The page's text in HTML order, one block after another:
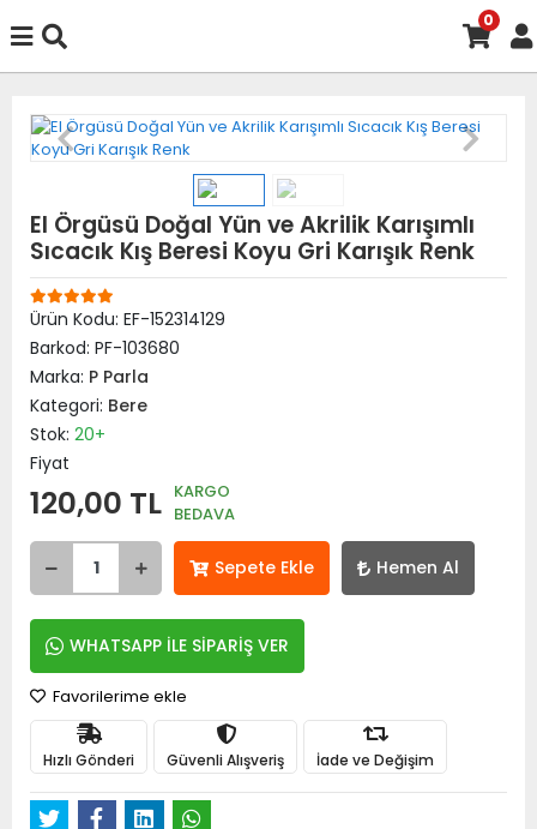
0
El Örgüsü Doğal Yün ve Akrilik Karışımlı
Sıcacık Kış Beresi Koyu Gri Karışık Renk
Ürün Kodu: EF-152314129
Barkod: PF-103680
Marka: P Parla
Kategori: Bere
Stok: 20+
Fiyat
120,00 TL KARGO
BEDAVA
Sepete Ekle Hemen Al
WHATSAPP İLE SİPARİŞ VER
Favorilerime ekle
Hızlı Gönderi Güvenli Alışveriş İade ve Değişim